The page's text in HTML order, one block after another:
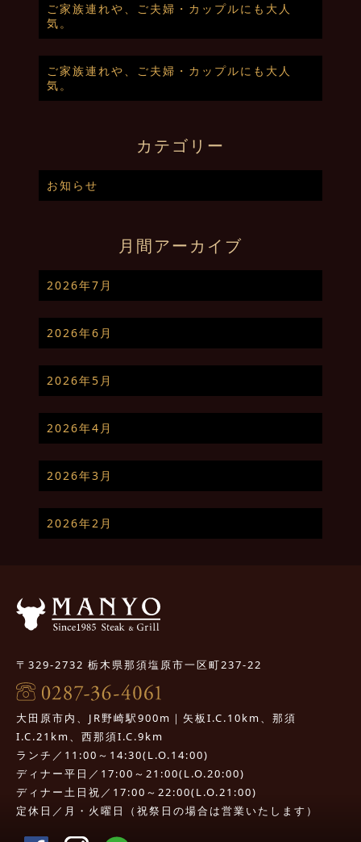
ご家族連れや、ご夫婦・カップルにも大人
気。
ご家族連れや、ご夫婦・カップルにも大人
気。
カテゴリー
お知らせ
月間アーカイブ
2026年7月
2026年6月
2026年5月
2026年4月
2026年3月
2026年2月
〒329-2732 栃木県那須塩原市一区町237-22
大田原市内、JR野崎駅900m｜矢板I.C.10km、那須
I.C.21km、西那須I.C.9km
ランチ／11:00～14:30(L.O.14:00)
ディナー平日／17:00～21:00(L.O.20:00)
ディナー土日祝／17:00～22:00(L.O.21:00)
定休日／月・火曜日（祝祭日の場合は営業いたします）